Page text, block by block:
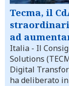
Tecma, il
ad
Italia - Il
Solutions
Digital
ha deliberato